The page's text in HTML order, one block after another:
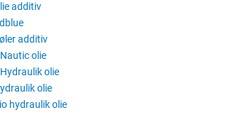
additiv
additiv
olie
olie
olie
hydraulik olie
Eurol Prop-Shaft Grease EP 2 og
naphtheniske baseolier og
vand, har en god